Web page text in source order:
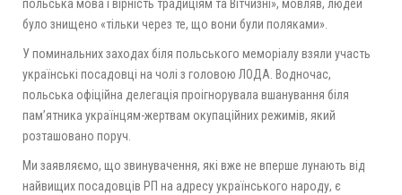
польська мова і вірність традиціям та Вітчизні», мовляв, людей
було знищено «тільки через те, що вони були поляками».
У поминальних заходах біля польського меморіалу взяли участь
українські посадовці на чолі з головою ЛОДА. Водночас,
польська офіційна делегація проігнорувала вшанування біля
пам’ятника українцям-жертвам окупаційних режимів, який
розташовано поруч.
Ми заявляємо, що звинувачення, які вже не вперше лунають від
найвищих посадовців РП на адресу українського народу, є